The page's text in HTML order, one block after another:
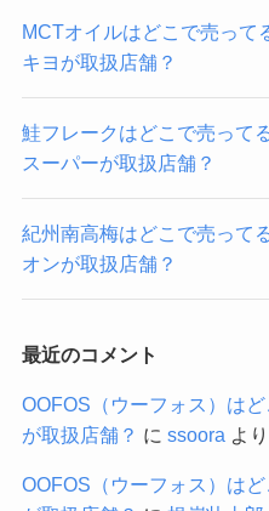
MCTオイルはどこで売って
キヨが取扱店舗？
鮭フレークはどこで売って
スーパーが取扱店舗？
紀州南高梅はどこで売って
オンが取扱店舗？
最近のコメント
OOFOS（ウーフォス）は
が取扱店舗？ に ssoora より
OOFOS（ウーフォス）は